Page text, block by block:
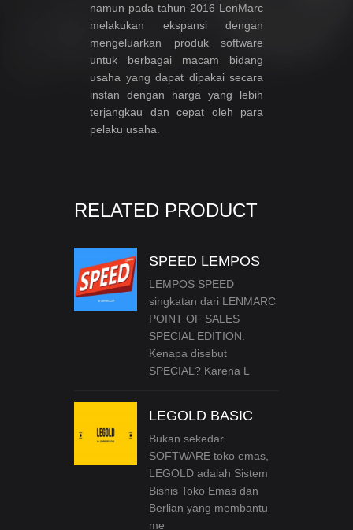
namun pada tahun 2016 LenMarc
melakukan ekspansi dengan
mengeluarkan produk software
untuk berbagai macam bidang
usaha yang dapat dipakai secara
instan dengan harga yang lebih
terjangkau dan cepat oleh para
pelaku usaha.
RELATED PRODUCT
SPEED LEMPOS
LEMPOS SPEED
singkatan dari LENMARC
POINT OF SALES
SPECIAL EDITION.
Kenapa disebut
SPECIAL? Karena L
LEGOLD BASIC
Bukan sekedar
SOFTWARE toko emas,
LEGOLD adalah Sistem
Bisnis Toko Emas dan
Berlian yang membantu
me